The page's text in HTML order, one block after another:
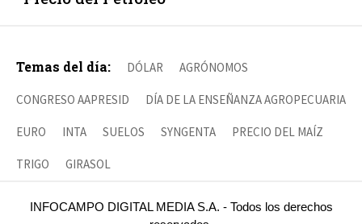
Temas del día: DÓLAR AGRÓNOMOS
CONGRESO AAPRESID DÍA DE LA ENSEÑANZA AGROPECUARIA
EURO INTA SUELOS SYNGENTA PRECIO DEL MAÍZ
TRIGO GIRASOL
INFOCAMPO DIGITAL MEDIA S.A. - Todos los derechos